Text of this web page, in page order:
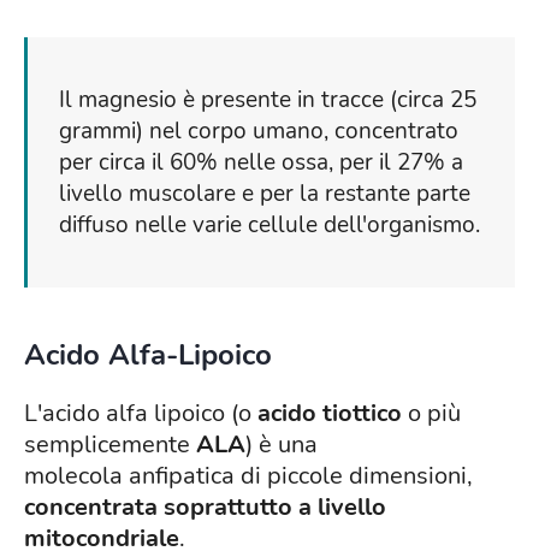
Il magnesio è presente in tracce (circa 25
grammi) nel corpo umano, concentrato
per circa il 60% nelle ossa, per il 27% a
livello muscolare e per la restante parte
diffuso nelle varie cellule dell'organismo.
Acido Alfa-Lipoico
L'acido alfa lipoico (o acido tiottico o più
semplicemente ALA) è una
molecola anfipatica di piccole dimensioni,
concentrata soprattutto a livello
mitocondriale.